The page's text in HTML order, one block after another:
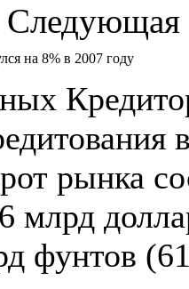
Следующая
на 8% в 2007 году
рынка
млрд
фунтов